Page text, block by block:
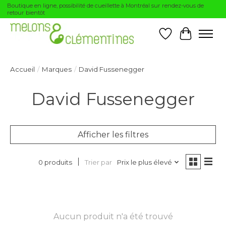
Boutique en ligne, possibilité de cueillette à Montréal sur rendez-vous de
retour bientôt
Liste dePanier
Accueil / Marques / David Fussenegger
David Fussenegger
Afficher les filtres
0 produits Trier par Prix le plus élevé
Aucun produit n'a été trouvé